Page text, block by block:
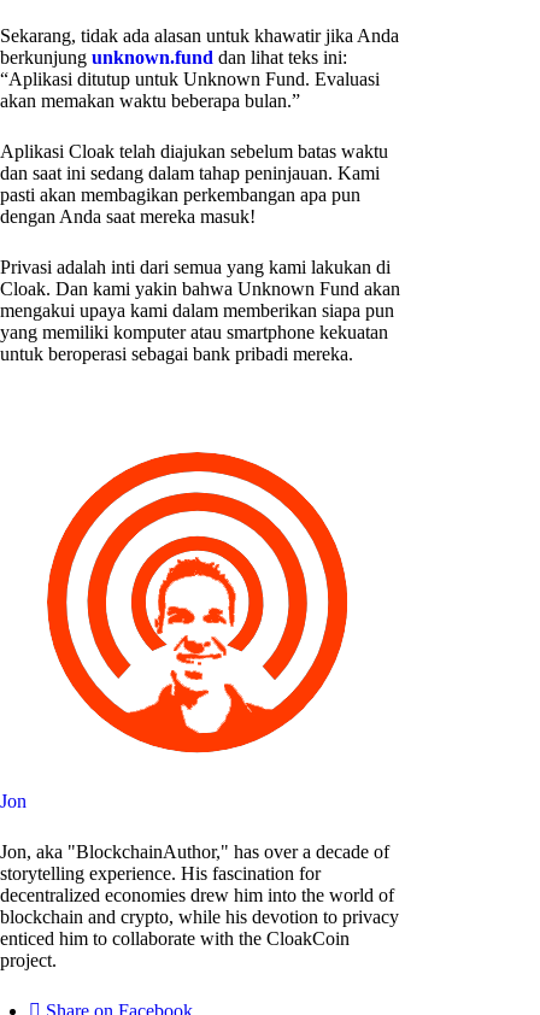
Sekarang, tidak ada alasan untuk khawatir jika Anda
berkunjung unknown.fund dan lihat teks ini:
“Aplikasi ditutup untuk Unknown Fund. Evaluasi
akan memakan waktu beberapa bulan.”
Aplikasi Cloak telah diajukan sebelum batas waktu
dan saat ini sedang dalam tahap peninjauan. Kami
pasti akan membagikan perkembangan apa pun
dengan Anda saat mereka masuk!
Privasi adalah inti dari semua yang kami lakukan di
Cloak. Dan kami yakin bahwa Unknown Fund akan
mengakui upaya kami dalam memberikan siapa pun
yang memiliki komputer atau smartphone kekuatan
untuk beroperasi sebagai bank pribadi mereka.
Jon
Jon, aka "BlockchainAuthor," has over a decade of
storytelling experience. His fascination for
decentralized economies drew him into the world of
blockchain and crypto, while his devotion to privacy
enticed him to collaborate with the CloakCoin
project.
Share on Facebook